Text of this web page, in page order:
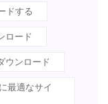
ドする
ロード
ウンロード
最適なサイ